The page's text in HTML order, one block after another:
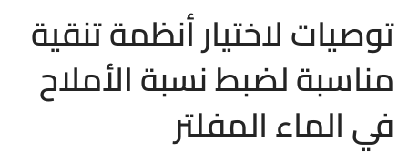
توصيات لاختيار أنظمة تنقية
مناسبة لضبط نسبة الأملاح
في الماء المفلتر